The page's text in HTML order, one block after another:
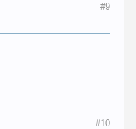
#9
#10